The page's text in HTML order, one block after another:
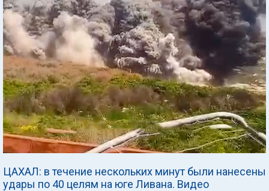
ЦАХАЛ: в течение нескольких минут были нанесены
удары по 40 целям на юге Ливана. Видео